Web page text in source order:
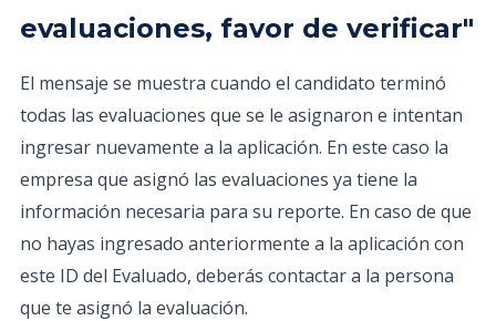
evaluaciones, favor de verificar"
El mensaje se muestra cuando el candidato terminó
todas las evaluaciones que se le asignaron e intentan
ingresar nuevamente a la aplicación. En este caso la
empresa que asignó las evaluaciones ya tiene la
información necesaria para su reporte. En caso de que
no hayas ingresado anteriormente a la aplicación con
este ID del Evaluado, deberás contactar a la persona
que te asignó la evaluación.